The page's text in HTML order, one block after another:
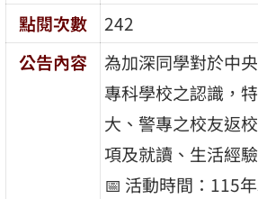
點閱次數
242
公告內容
為加深同學對於中
專科學校之認識，
大、警專之校友返
項及就讀、生活經
📅 活動時間：115